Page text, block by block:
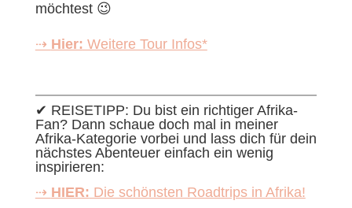
möchtest 😉
⇢ Hier: Weitere Tour Infos*
✔︎ REISETIPP: Du bist ein richtiger Afrika-
Fan? Dann schaue doch mal in meiner
Afrika-Kategorie vorbei und lass dich für dein
nächstes Abenteuer einfach ein wenig
inspirieren:
⇢ HIER: Die schönsten Roadtrips in Afrika!